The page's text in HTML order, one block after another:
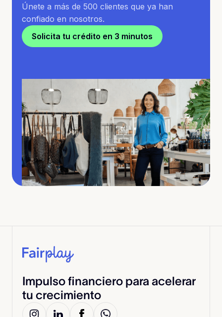
Únete a más de 500 clientes que ya han
confiado en nosotros.
Solicita tu crédito en 3 minutos
Impulso financiero para acelerar
tu crecimiento